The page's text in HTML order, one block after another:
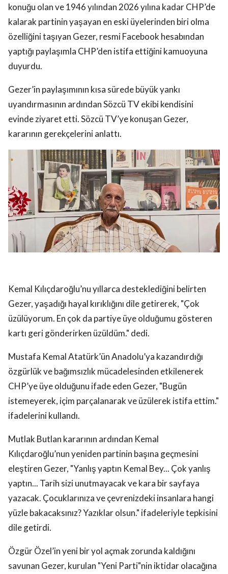
konuğu olan ve 1946 yılından 2026 yılına kadar CHP’de
kalarak partinin yaşayan en eski üyelerinden biri olma
özelliğini taşıyan Gezer, resmi Facebook hesabından
yaptığı paylaşımla CHP’den istifa ettiğini kamuoyuna
duyurdu.
Gezer’in paylaşımının kısa sürede büyük yankı
uyandırmasının ardından Sözcü TV ekibi kendisini
evinde ziyaret etti. Sözcü TV’ye konuşan Gezer,
kararının gerekçelerini anlattı.
Kemal Kılıçdaroğlu’nu yıllarca desteklediğini belirten
Gezer, yaşadığı hayal kırıklığını dile getirerek, "Çok
üzülüyorum. En çok da partiye üye olduğumu gösteren
kartı geri gönderirken üzüldüm." dedi.
Mustafa Kemal Atatürk’ün Anadolu’ya kazandırdığı
özgürlük ve bağımsızlık mücadelesinden etkilenerek
CHP’ye üye olduğunu ifade eden Gezer, "Bugün
istemeyerek, içim parçalanarak ve üzülerek istifa ettim."
ifadelerini kullandı.
Mutlak Butlan kararının ardından Kemal
Kılıçdaroğlu’nun yeniden partinin başına geçmesini
eleştiren Gezer, "Yanlış yaptın Kemal Bey... Çok yanlış
yaptın... Tarih sizi unutmayacak ve kara bir sayfaya
yazacak. Çocuklarınıza ve çevrenizdeki insanlara hangi
yüzle bakacaksınız? Yazıklar olsun." ifadeleriyle tepkisini
dile getirdi.
Özgür Özel’in yeni bir yol açmak zorunda kaldığını
savunan Gezer, kurulan "Yeni Parti"nin iktidar olacağına